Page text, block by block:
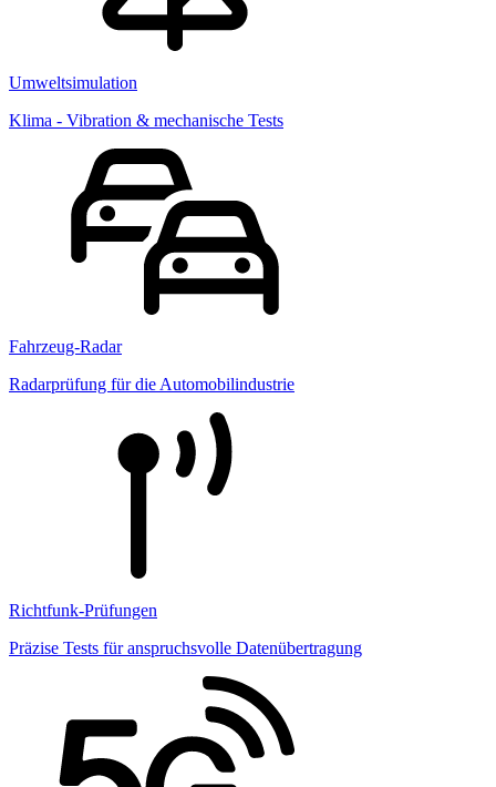
Umweltsimulation
Klima - Vibration & mechanische Tests
Fahrzeug-Radar
Radarprüfung für die Automobilindustrie
Richtfunk-Prüfungen
Präzise Tests für anspruchsvolle Datenübertragung